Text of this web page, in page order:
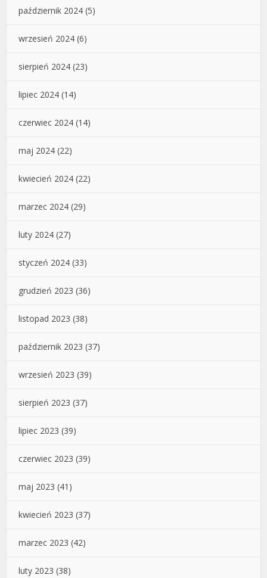
październik 2024 (5)
wrzesień 2024 (6)
sierpień 2024 (23)
lipiec 2024 (14)
czerwiec 2024 (14)
maj 2024 (22)
kwiecień 2024 (22)
marzec 2024 (29)
luty 2024 (27)
styczeń 2024 (33)
grudzień 2023 (36)
listopad 2023 (38)
październik 2023 (37)
wrzesień 2023 (39)
sierpień 2023 (37)
lipiec 2023 (39)
czerwiec 2023 (39)
maj 2023 (41)
kwiecień 2023 (37)
marzec 2023 (42)
luty 2023 (38)